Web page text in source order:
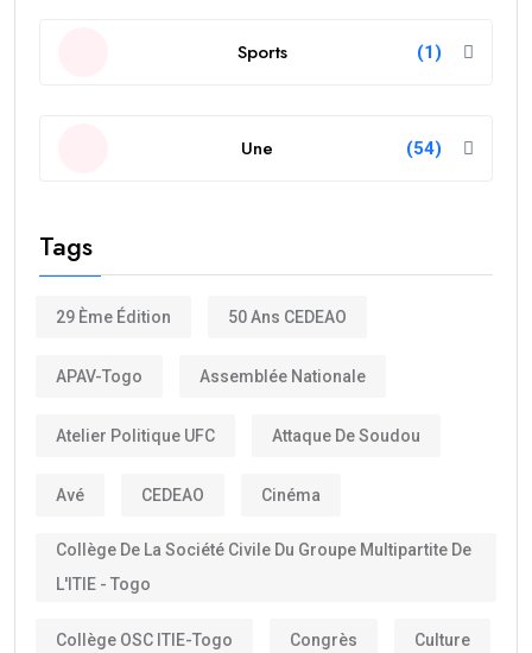
Sports (1)
Une (54)
Tags
29 Ème Édition 50 Ans CEDEAO
APAV-Togo Assemblée Nationale
Atelier Politique UFC Attaque De Soudou
Avé CEDEAO Cinéma
Collège De La Société Civile Du Groupe Multipartite De
L'ITIE - Togo
Collège OSC ITIE-Togo Congrès Culture